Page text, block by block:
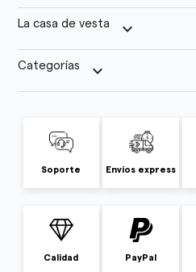
La casa de vesta keyboard_arrow_down
Categorías keyboard_arrow_down
Soporte Envíos express
Calidad PayPal